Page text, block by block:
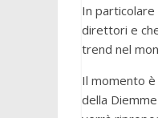
In
direttori e
trend nel
Il momento
della